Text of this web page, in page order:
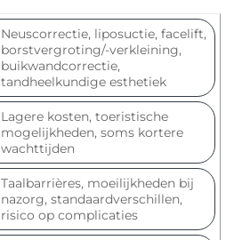
Neuscorrectie, liposuctie, facelift,
borstvergroting/-verkleining,
buikwandcorrectie,
tandheelkundige esthetiek
Lagere kosten, toeristische
mogelijkheden, soms kortere
wachttijden
Taalbarrières, moeilijkheden bij
nazorg, standaardverschillen,
risico op complicaties